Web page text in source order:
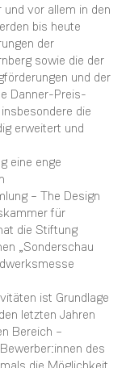
vor allem in den
bis heute
der
sowie die der
und der
Danner-Preis-
die
erweitert und
eine enge
– The Design
für
die Stiftung
„Sonderschau
ist Grundlage
letzten Jahren
Bereich –
des